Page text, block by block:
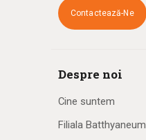
Contactează-Ne
Despre noi
Cine suntem
Filiala Batthyaneum